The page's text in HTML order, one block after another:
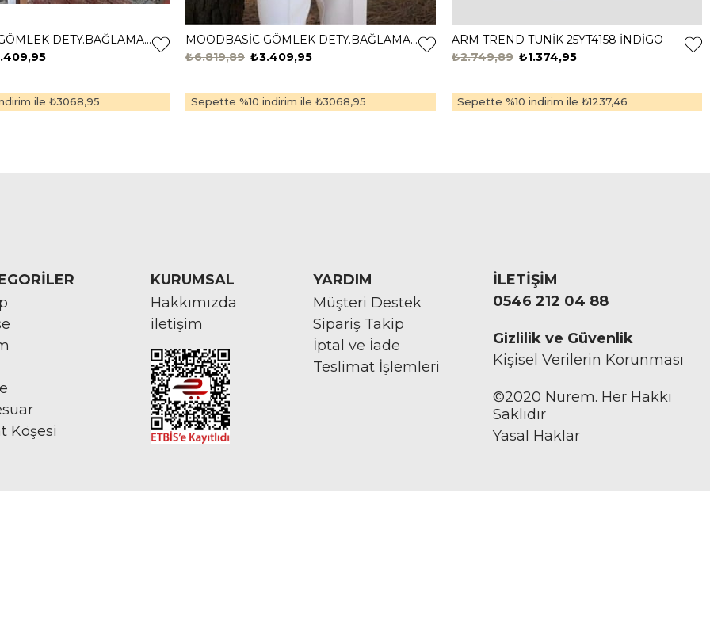
MOODBASİC GÖMLEK DETY.BAĞLAMALI TUNİK MB21.322 ÇAĞLA
ile ₺3068,95
MOODBASİC GÖMLEK DETY.BAĞLAMALI TUNİK MB21.322 Lacivert
₺3.409,95
₺6.819,89
Sepette %10 indirim ile ₺3068,95
ARM TREND TUNİK 25YT4158 İNDİGO
₺1.374,95
₺2.749,89
Sepette %10 indirim ile ₺1237,46
İLETİŞİM
0546 212 04 88
Gizlilik ve Güvenlik
Kişisel Verilerin Korunması
©2020 Nurem. Her Hakkı
Saklıdır
Yasal Haklar
Köşesi
KURUMSAL
Hakkımızda
iletişim
YARDIM
Müşteri Destek
Sipariş Takip
İptal ve İade
Teslimat İşlemleri